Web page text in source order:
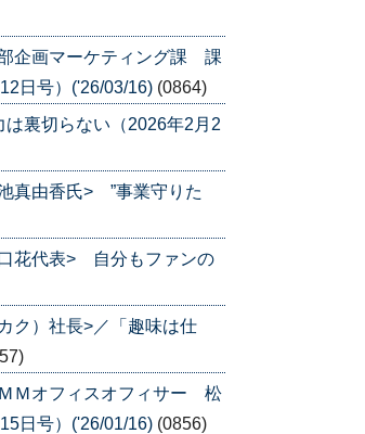
企画マーケティング課 課
日号）('26/03/16) (0864)
裏切らない（2026年2月2
真由香氏> ”事業守りた
花代表> 自分もファンの
ク）社長>／「趣味は仕
Ｍオフィスオフィサー 松
日号）('26/01/16) (0856)